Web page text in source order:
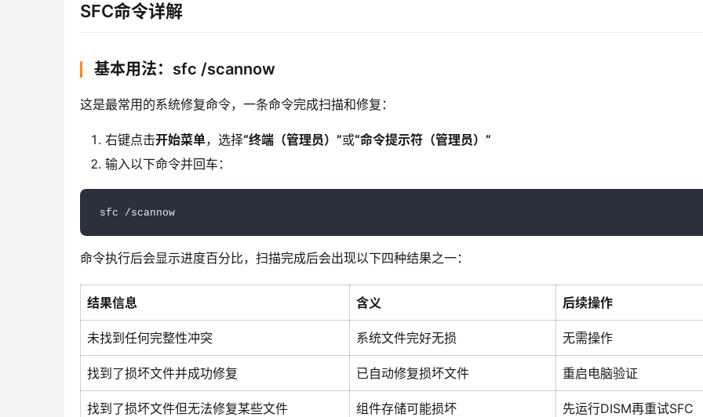
SFC命令详解
基本用法：sfc /scannow
这是最常用的系统修复命令，一条命令完成扫描和修复：
右键点击开始菜单，选择“终端（管理员）”或“命令提示符（管理员）”
输入以下命令并回车：
sfc /scannow
命令执行后会显示进度百分比，扫描完成后会出现以下四种结果之一：
结果信息 含义 后续操作
未找到任何完整性冲突 系统文件完好无损 无需操作
找到了损坏文件并成功修复 已自动修复损坏文件 重启电脑验证
找到了损坏文件但无法修复某些文件 组件存储可能损坏 先运行DISM再重试SFC